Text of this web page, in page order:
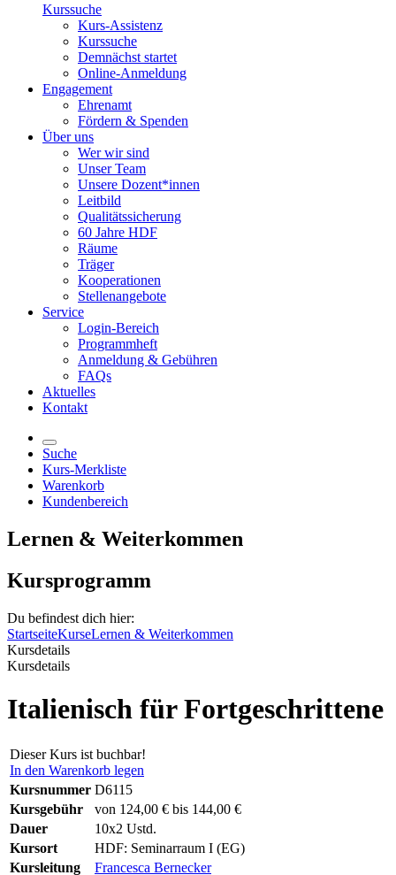
Kurssuche
Kurs-Assistenz
Kurssuche
Demnächst startet
Online-Anmeldung
Engagement
Ehrenamt
Fördern & Spenden
Über uns
Wer wir sind
Unser Team
Unsere Dozent*innen
Leitbild
Qualitätssicherung
60 Jahre HDF
Räume
Träger
Kooperationen
Stellenangebote
Service
Login-Bereich
Programmheft
Anmeldung & Gebühren
FAQs
Aktuelles
Kontakt
Suche
Kurs-Merkliste
Warenkorb
Kundenbereich
Lernen & Weiterkommen
Kursprogramm
Du befindest dich hier:
StartseiteKurseLernen & Weiterkommen
Kursdetails
Kursdetails
Italienisch für Fortgeschrittene
Dieser Kurs ist buchbar!
In den Warenkorb legen
Kursnummer D6115
Kursgebühr
von 124,00 € bis 144,00 €
Dauer
10x2 Ustd.
Kursort
HDF: Seminarraum I (EG)
Kursleitung
Francesca Bernecker